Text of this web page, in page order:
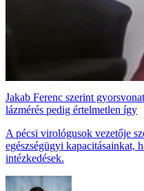
Jakab Ferenc szerint
lázmérés pedig értelmetlen így
A pécsi virológusok vezetője
egészségügyi kapacitásainkat,
intézkedések.